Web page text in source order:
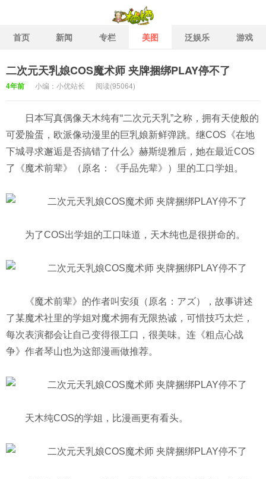
柚栖二次元社区 二次元泛娱
乐门户
首页 新闻 专栏 美图 泛娱乐 游戏
二次元天乳娘COS魔术师 夹牌捆绑PLAY停不了
4年前 小编：小优站长 阅读(95064)
日本写真偶像天木纯有“二次元天乳”之称，拥有天使般的
可爱脸蛋，欧派像动漫里的巨乳娘新鲜弹跳。继COS《在地
下城寻求邂逅是否搞错了什么》赫斯缇雅后，她在最近COS
了《魔术前辈》（原名：《手品先辈》）里的工口学姐。
为了COS出学姐的工口味道，天木纯也是很拼命的。
《魔术前辈》的作者叫安须（原名：アズ），故事讲述
了某魔术社里的学姐对魔术拥有无限热诚，可惜技巧太烂，
每次表演都会让自己变得很工口，很美味。连《粗点心战
争》作者琴山也为这部漫画做推荐。
天木纯COS的学姐，比漫画更有看头。